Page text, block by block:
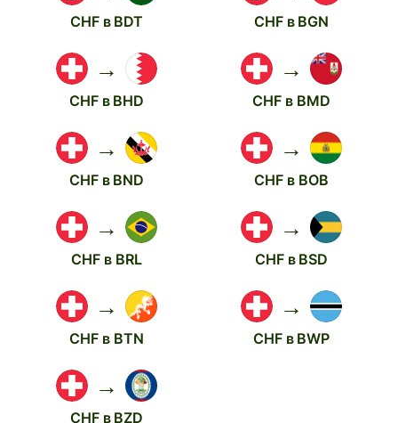
CHF в BDT CHF в BGN
→
CHF в BHD
→
CHF в BMD
→
CHF в BND
→
CHF в BOB
→
CHF в BRL
→
CHF в BSD
→
CHF в BTN
→
CHF в BWP
→
CHF в BZD